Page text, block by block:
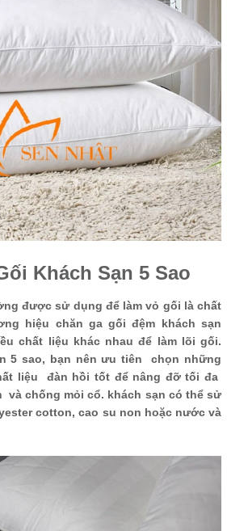
Khách Sạn 5 Sao
được sử dụng để làm vỏ gối là chất
hiệu chăn ga gối đệm khách sạn
chất liệu khác nhau để làm lõi gối.
5 sao, bạn nên ưu tiên chọn những
liệu đàn hồi tốt để nâng đỡ tối đa
chống mỏi cổ. khách sạn có thể sử
cotton, cao su non hoặc nước và